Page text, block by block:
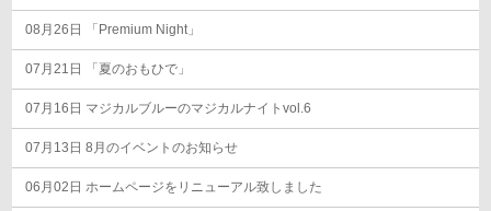
08月26日 「Premium Night」
07月21日 「夏のおもひで」
07月16日 マジカルブルーのマジカルナイトvol.6
07月13日 8月のイベントのお知らせ
06月02日 ホームページをリニューアル致しました